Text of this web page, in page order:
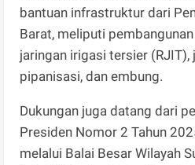
bantuan infrastruktur dari
Barat, meliputi
jaringan irigasi tersier (RJIT),
pipanisasi, dan embung.
Dukungan juga datang dari
Presiden Nomor 2 Tahun
melalui Balai Besar Wilayah